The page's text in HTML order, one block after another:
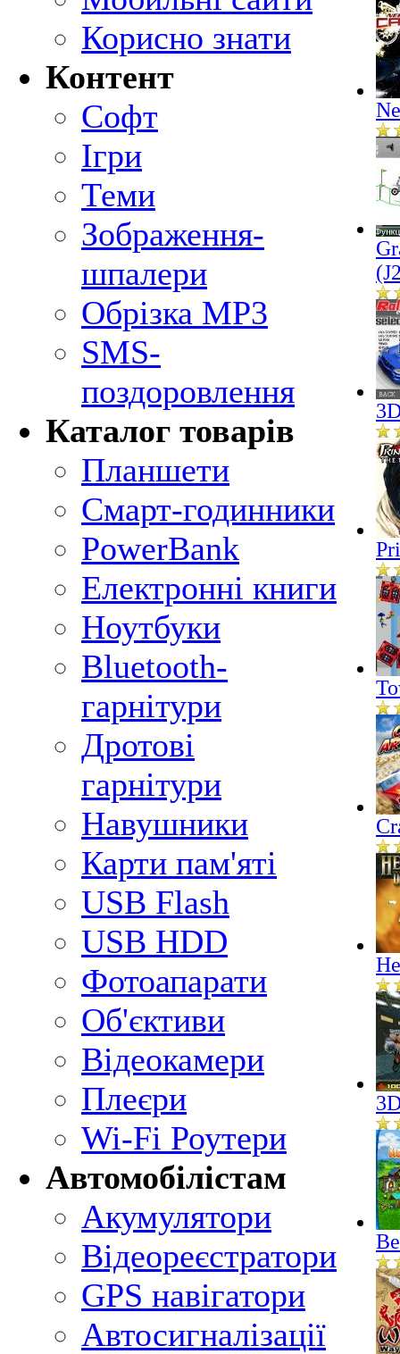
Корисно знати
Контент
Софт
Ігри
Теми
Зображення-
шпалери
Обрізка MP3
SMS-
поздоровлення
Каталог товарів
Планшети
Смарт-годинники
PowerBank
Електронні книги
Ноутбуки
Bluetooth-
гарнітури
Дротові
гарнітури
Навушники
Карти пам'яті
USB Flash
USB HDD
Фотоапарати
Об'єктиви
Відеокамери
Плеєри
Wi-Fi Роутери
Автомобілістам
Акумулятори
Відеореєстратори
GPS навігатори
Автосигналізації